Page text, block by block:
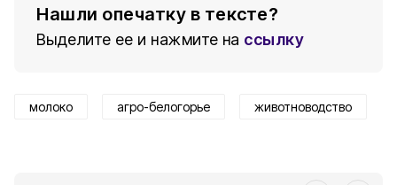
Нашли опечатку в тексте?
Выделите ее и нажмите на ссылку
молоко агро-белогорье животноводство